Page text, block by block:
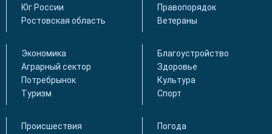
Юг России
Ростовская область
Правопорядок
Ветераны
Экономика
Аграрный сектор
Потребрынок
Туризм
Благоустройство
Здоровье
Культура
Спорт
Происшествия
Погода